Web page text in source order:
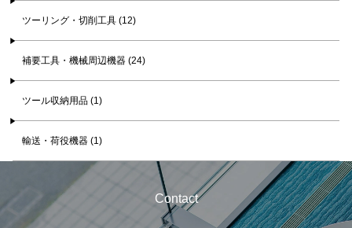
ツーリング・切削工具 (12)
補要工具・機械周辺機器 (24)
ツール収納用品 (1)
輸送・荷役機器 (1)
Contact